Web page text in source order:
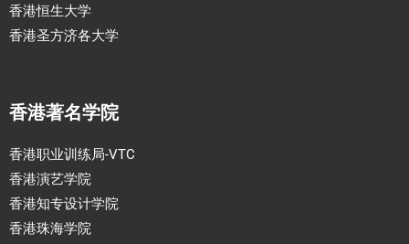
香港恒生大学
香港圣方济各大学
香港著名学院
香港职业训练局-VTC
香港演艺学院
香港知专设计学院
香港珠海学院